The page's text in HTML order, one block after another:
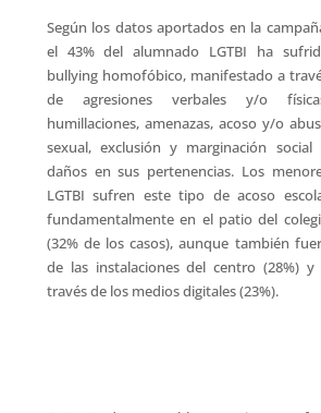
Según los datos aportados en la
el 43% del alumnado LGTBI ha
bullying homofóbico, manifestado a
de agresiones verbales y/o
humillaciones, amenazas, acoso y/o
sexual, exclusión y marginación social
daños en sus pertenencias. Los
LGTBI sufren este tipo de acoso
fundamentalmente en el patio del
(32% de los casos), aunque también
de las instalaciones del centro (28%) y
través de los medios digitales (23%).